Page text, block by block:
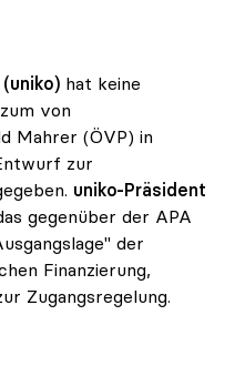
hat keine
von
Mahrer (ÖVP) in
zur
uniko-Präsident
gegenüber der APA
der
Finanzierung,
Zugangsregelung.
Wertungen